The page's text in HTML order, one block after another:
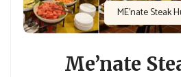
ME'nate Steak
Me’nate